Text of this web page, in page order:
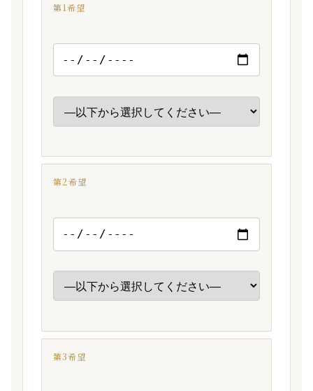
第1希望
第2希望
第3希望